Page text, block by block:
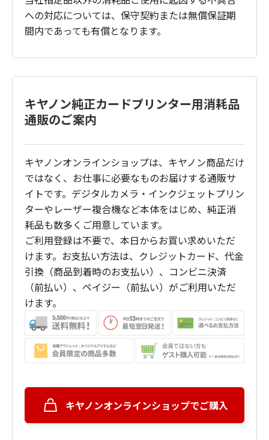
への対応については、保守契約または無償保証期
間内であっても有償となります。
キヤノン純正カードプリンター用消耗品
通販のご案内
キヤノンオンラインショップは、キヤノン商品だけ
ではなく、お仕事に必要なものお届けする通販サ
イトです。デジタルカメラ・インクジェットプリン
ターやレーザー複合機など本体をはじめ、純正消
耗品も数多くご用意しています。
ご利用登録は不要で、本日からお買い求めいただ
けます。お支払い方法は、クレジットカード、代金
引換（商品到着時のお支払い）、コンビニ決済
（前払い）、ペイジー（前払い）がご利用いただ
けます。
キヤノンオンラインショップでご購入